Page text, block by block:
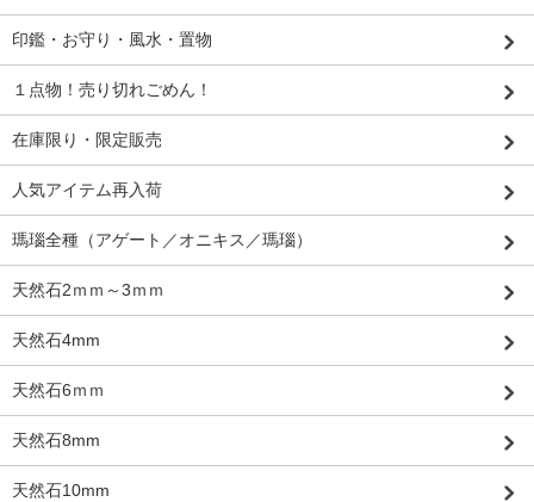
印鑑・お守り・風水・置物
１点物！売り切れごめん！
在庫限り・限定販売
人気アイテム再入荷
瑪瑙全種（アゲート／オニキス／瑪瑙）
天然石2ｍｍ～3ｍｍ
天然石4mm
天然石6ｍｍ
天然石8mm
天然石10mm